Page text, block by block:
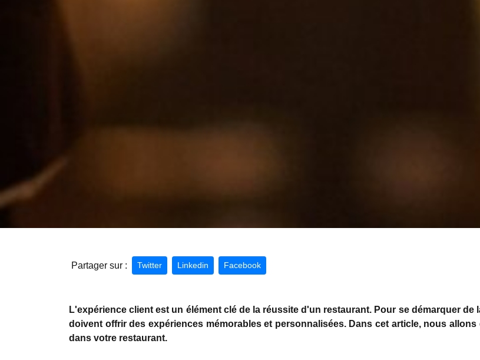
Partager sur : Twitter Linkedin Facebook
L'expérience client est un élément clé de la réussite d'un restaurant. Pour se démarquer
doivent offrir des expériences mémorables et personnalisées. Dans cet article, nous
dans votre restaurant.